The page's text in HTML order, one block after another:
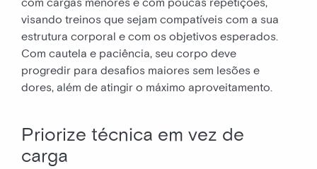
com cargas menores e com poucas repetições,
visando treinos que sejam compatíveis com a sua
estrutura corporal e com os objetivos esperados.
Com cautela e paciência, seu corpo deve
progredir para desafios maiores sem lesões e
dores, além de atingir o máximo aproveitamento.
Priorize técnica em vez de
carga